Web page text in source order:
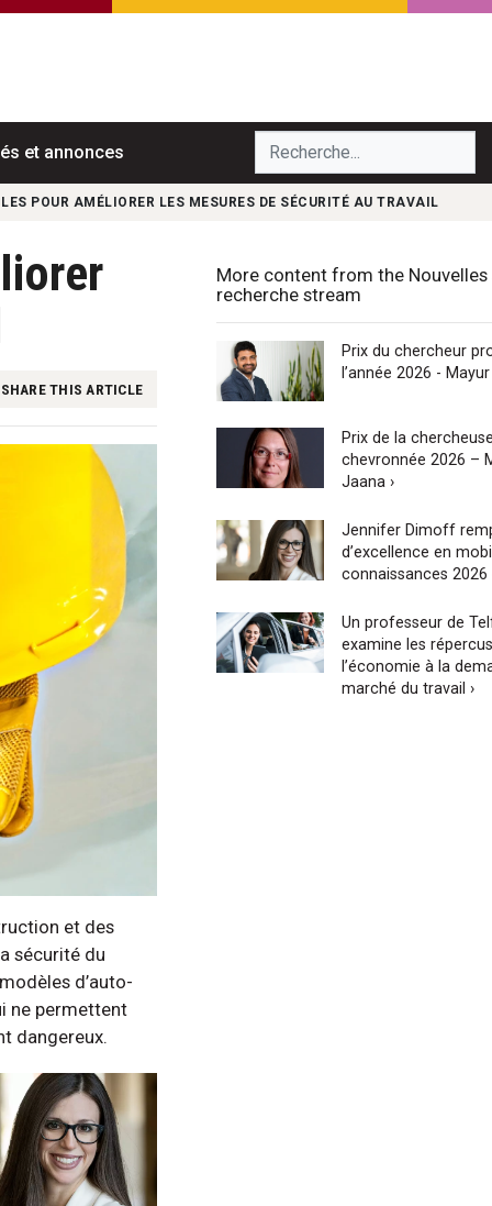
et annonces Recherche...
POUR AMÉLIORER LES MESURES DE SÉCURITÉ AU TRAVAIL
SHARE THIS ARTICLE
et des
sécurité du
d’auto-
ne permettent
dangereux.
More content from the Nouvelles
recherche stream
Prix du chercheur
l’année 2026 -
Prix de la chercheuse
chevronnée 2026 –
Jaana ›
Jennifer Dimoff
d’excellence en
connaissances 2026
Un professeur de
examine les
l’économie à la
marché du travail ›